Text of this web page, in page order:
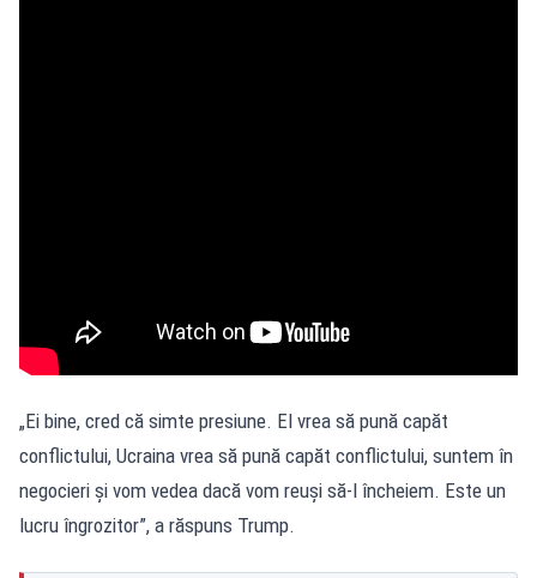
„Ei bine, cred că simte presiune. El vrea să pună capăt
conflictului, Ucraina vrea să pună capăt conflictului, suntem în
negocieri și vom vedea dacă vom reuși să-l încheiem. Este un
lucru îngrozitor”, a răspuns Trump.